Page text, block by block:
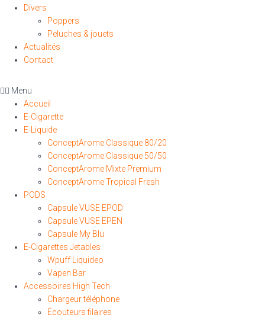
Divers
Poppers
Peluches & jouets
Actualités
Contact
Menu
Accueil
E-Cigarette
E-Liquide
ConceptArome Classique 80/20
ConceptArome Classique 50/50
ConceptArome Mixte Premium
ConceptArome Tropical Fresh
PODS
Capsule VUSE EPOD
Capsule VUSE EPEN
Capsule My Blu
E-Cigarettes Jetables
Wpuff Liquideo
Vapen Bar
Accessoires High Tech
Chargeur téléphone
Écouteurs filaires